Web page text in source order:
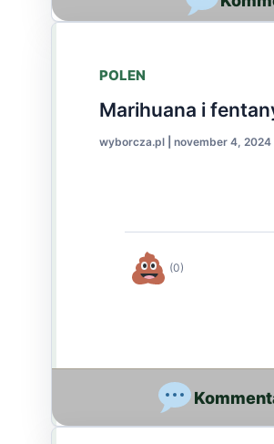
POLEN
Marihuana i
wyborcza.pl november 4, 2024
(0)